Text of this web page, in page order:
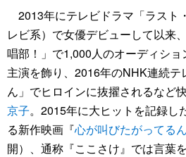
2013年にテレビドラマ「ラスト
レビ系）で女優デビューして以来
唱部！」で1,000人のオーディシ
主演を飾り、2016年のNHK連続テ
ん」でヒロインに抜擢されるなど
京子。2015年に大ヒットを記録し
る新作映画『心が叫びたがってるん
開）、通称『ここさけ』では言葉